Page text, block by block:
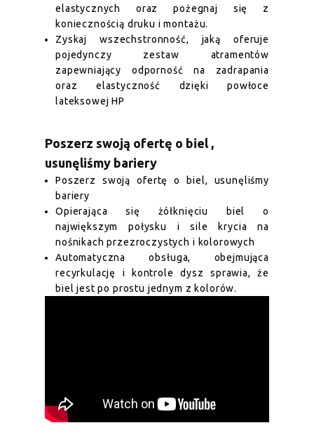
elastycznych oraz pożegnaj się z
koniecznością druku i montażu.
Zyskaj wszechstronność, jaką oferuje
pojedynczy zestaw atramentów
zapewniający odporność na zadrapania
oraz elastyczność dzięki powłoce
lateksowej HP
Poszerz swoją ofertę o biel ,
usunęliśmy bariery
Poszerz swoją ofertę o biel, usunęliśmy
bariery
Opierająca się żółknięciu biel o
największym połysku i sile krycia na
nośnikach przezroczystych i kolorowych
Automatyczna obsługa, obejmująca
recyrkulację i kontrole dysz sprawia, że
biel jest po prostu jednym z kolorów.